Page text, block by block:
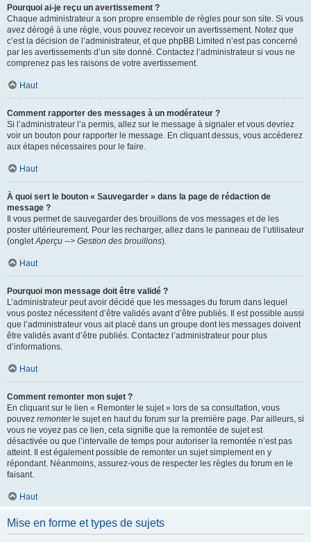
Pourquoi ai-je reçu un avertissement ?
Chaque administrateur a son propre ensemble de règles pour son site. Si vous
avez dérogé à une règle, vous pouvez recevoir un avertissement. Notez que
c’est la décision de l’administrateur, et que phpBB Limited n’est pas concerné
par les avertissements d’un site donné. Contactez l’administrateur si vous ne
comprenez pas les raisons de votre avertissement.
Haut
Comment rapporter des messages à un modérateur ?
Si l’administrateur l’a permis, allez sur le message à signaler et vous devriez
voir un bouton pour rapporter le message. En cliquant dessus, vous accéderez
aux étapes nécessaires pour le faire.
Haut
À quoi sert le bouton « Sauvegarder » dans la page de rédaction de
message ?
Il vous permet de sauvegarder des brouillons de vos messages et de les
poster ultérieurement. Pour les recharger, allez dans le panneau de l’utilisateur
(ongletAperçu --> Gestion des brouillons).
Haut
Pourquoi mon message doit être validé ?
L’administrateur peut avoir décidé que les messages du forum dans lequel
vous postez nécessitent d’être validés avant d’être publiés. Il est possible aussi
que l’administrateur vous ait placé dans un groupe dont les messages doivent
être validés avant d’être publiés. Contactez l’administrateur pour plus
d’informations.
Haut
Comment remonter mon sujet ?
En cliquant sur le lien « Remonter le sujet » lors de sa consultation, vous
pouvez remonterle sujet en haut du forum sur la première page. Par ailleurs, si
vous ne voyez pas ce lien, cela signifie que la remontée de sujet est
désactivée ou que l’intervalle de temps pour autoriser la remontée n’est pas
atteint. Il est également possible de remonter un sujet simplement en y
répondant. Néanmoins, assurez-vous de respecter les règles du forum en le
faisant.
Haut
Mise en forme et types de sujets